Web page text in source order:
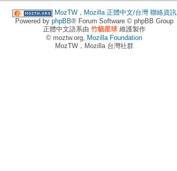
MozTW，Mozilla 正體中文/台灣 聯絡資訊
Powered by phpBB® Forum Software © phpBB Group
正體中文語系由 竹貓星球維護製作
© moztw.org, Mozilla Foundation
MozTW，Mozilla 台灣社群